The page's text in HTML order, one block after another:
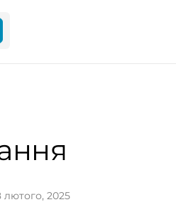
лютого, 2025